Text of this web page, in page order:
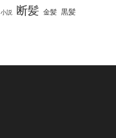
小説 断髪 金髪 黒髪